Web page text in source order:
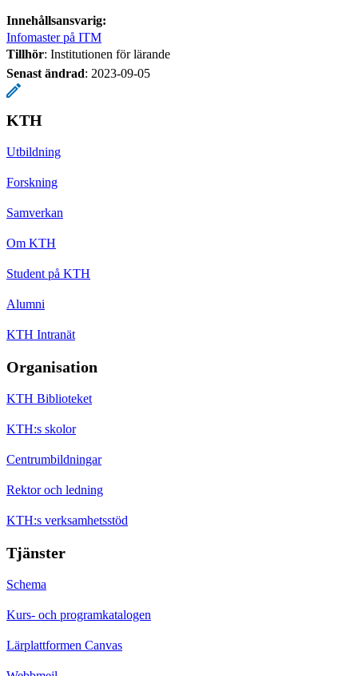
Innehållsansvarig:
Infomaster på ITM
Tillhör: Institutionen för lärande
Senast ändrad: 2023-09-05
KTH
Utbildning
Forskning
Samverkan
Om KTH
Student på KTH
Alumni
KTH Intranät
Organisation
KTH Biblioteket
KTH:s skolor
Centrumbildningar
Rektor och ledning
KTH:s verksamhetsstöd
Tjänster
Schema
Kurs- och programkatalogen
Lärplattformen Canvas